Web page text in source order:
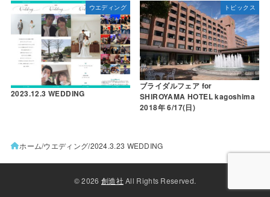
ウエディング
2023.12.3 WEDDING
トピックス
ブライダルフェア for
SHIROYAMA HOTEL kagoshima
2018年 6/17(日)
ホームウエディング2024.3.23 WEDDING
© 2026 創造社 All Rights Reserved.